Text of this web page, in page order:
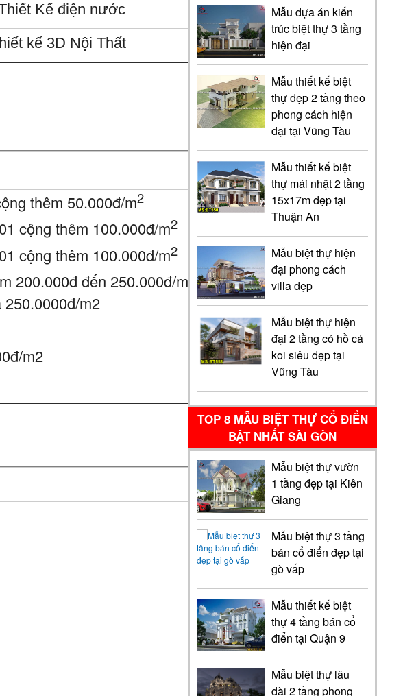
Mẫu dựa án kiến
trúc biệt thự 3 tầng
hiện đại
Mẫu thiết kế biệt
thự đẹp 2 tầng theo
phong cách hiện
đại tại Vũng Tàu
Mẫu thiết kế biệt
thự mái nhật 2 tầng
15x17m đẹp tại
Thuận An
Mẫu biệt thự hiện
đại phong cách
villa đẹp
Mẫu biệt thự hiện
đại 2 tầng có hồ cá
koi siêu đẹp tại
Vũng Tàu
TOP 8 MẪU BIỆT THỰ CỔ ĐIỂN
BẬT NHẤT SÀI GÒN
Mẫu biệt thự vườn
1 tầng đẹp tại Kiên
Giang
Mẫu biệt thự 3 tầng
bán cổ điển đẹp tại
gò vấp
Mẫu thiết kế biệt
thự 4 tầng bán cổ
điển tại Quận 9
Mẫu biệt thự lâu
đài 2 tầng phong
Kế điện nước
kế 3D Nội Thất
thêm 50.000đ/m2
cộng thêm 100.000đ/m2
cộng thêm 100.000đ/m2
200.000đ đến 250.000đ/m2
m2
m2